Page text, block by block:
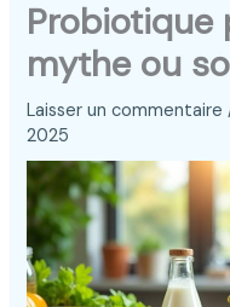
Probiotique
mythe ou
Laisser un commentaire
2025